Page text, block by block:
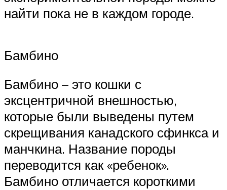
найти пока не в каждом городе.
Бамбино
Бамбино – это кошки с
эксцентричной внешностью,
которые были выведены путем
скрещивания канадского сфинкса и
манчкина. Название породы
переводится как «ребенок».
Бамбино отличается короткими